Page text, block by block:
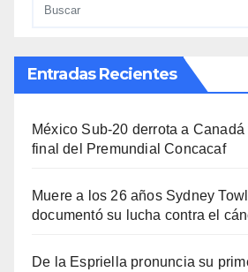
Entradas Recientes
México Sub-20 derrota a
final del Premundial Concacaf
Muere a los 26 años Sydney
documentó su lucha contra el
De la Espriella pronuncia su